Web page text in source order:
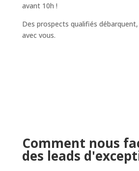
avant 10h !
Des prospects qualifiés
avec vous.
Comment nous
des leads